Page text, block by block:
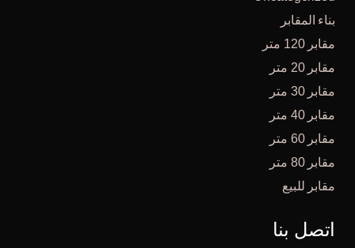
بناء المقابر
مقابر 120 متر
مقابر 20 متر
مقابر 30 متر
مقابر 40 متر
مقابر 60 متر
مقابر 80 متر
مقابر للبيع
اتصل بنا